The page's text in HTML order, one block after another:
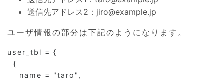
送信先アドレス2：jiro@example.jp
ユーザ情報の部分は下記のようになります。
user_tbl = {
  {
    name = "taro",